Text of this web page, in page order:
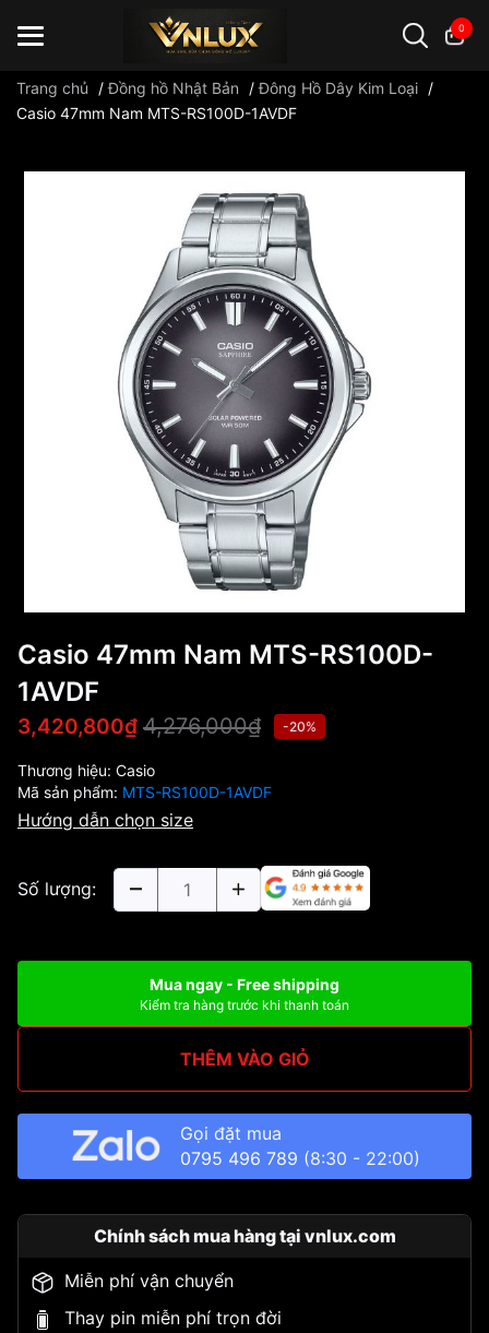
0
Trang chủ /Đồng hồ Nhật Bản /Đông Hồ Dây Kim Loại /
Casio 47mm Nam MTS-RS100D-1AVDF
Casio 47mm Nam MTS-RS100D-
1AVDF
3,420,800₫ 4,276,000₫ -20%
Thương hiệu: Casio
Mã sản phẩm: MTS-RS100D-1AVDF
Hướng dẫn chọn size
Số lượng:
Mua ngay - Free shipping
Kiểm tra hàng trước khi thanh toán
THÊM VÀO GIỎ
Gọi đặt mua
0795 496 789 (8:30 - 22:00)
Chính sách mua hàng tại vnlux.com
Miễn phí vận chuyển
Thay pin miễn phí trọn đời